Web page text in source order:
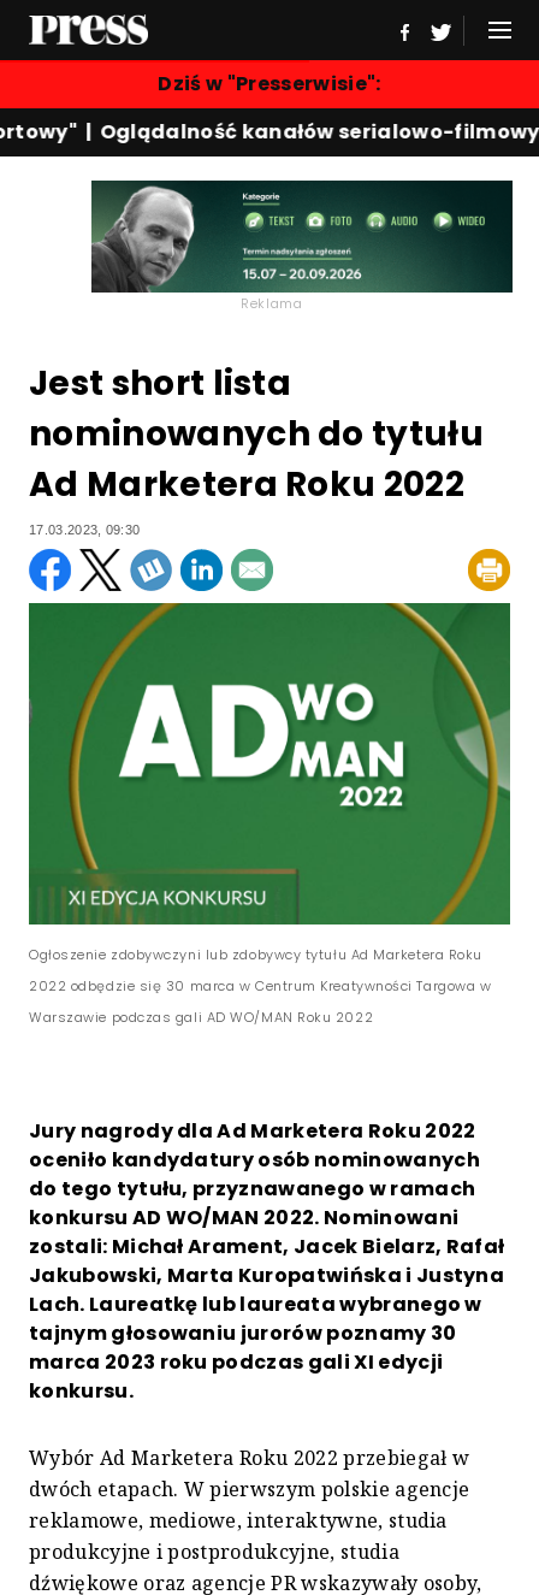
Dziś w "Presserwisie":
|Oglądalność kanałów serialowo-filmowych
Reklama
Jest short lista
nominowanych do tytułu
Ad Marketera Roku 2022
17.03.2023, 09:30
Ogłoszenie zdobywczyni lub zdobywcy tytułu Ad Marketera Roku
2022 odbędzie się 30 marca w Centrum Kreatywności Targowa w
Warszawie podczas gali AD WO/MAN Roku 2022
Jury nagrody dla Ad Marketera Roku 2022
oceniło kandydatury osób nominowanych
do tego tytułu, przyznawanego w ramach
konkursu AD WO/MAN 2022. Nominowani
zostali: Michał Arament, Jacek Bielarz, Rafał
Jakubowski, Marta Kuropatwińska i Justyna
Lach. Laureatkę lub laureata wybranego w
tajnym głosowaniu jurorów poznamy 30
marca 2023 roku podczas gali XI edycji
konkursu.
Wybór Ad Marketera Roku 2022 przebiegał w
dwóch etapach. W pierwszym polskie agencje
reklamowe, mediowe, interaktywne, studia
produkcyjne i postprodukcyjne, studia
dźwiękowe oraz agencje PR wskazywały osoby,